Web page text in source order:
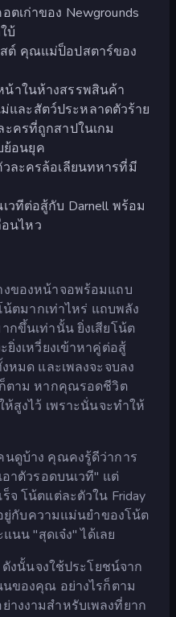
ตเก่าของ Newgrounds
บ้
ต์ คุณแม่ป็อปสตาร์ของ
น้าในห้างสรรพสินค้า
และสัตว์ประหลาดตัวร้าย
ะครที่ถูกสาปในเกม
ย้อนยุค
วละครล้อเลียนทหารที่มี
เวทีต่อสู้กับ Darnell พร้อม
นไหว
ของหน้าจอพร้อมแถบ
ตมากเท่าไหร่ แถบพลัง
กขึ้นเท่านั้น ยิ่งเสียโน้ต
งเหวี่ยงเข้าหาคู่ต่อสู้
หมด และเพลงจะจบลง
ตาม หากคุณรอดชีวิต
สูงไว้ เพราะนั่นจะทำให้
ดูบ้าง คุณคงรู้ดีว่าการ
าตัวรอดบนเวที" แต่
จ โน้ตแต่ละตัวใน Friday
ยู่กับความแม่นยำของโน้ต
นน "สุดเจ๋ง" ได้เลย
ดังนั้นจงใช้ประโยชน์จาก
ของคุณ อย่างไรก็ตาม
งงามสำหรับเพลงที่ยาก